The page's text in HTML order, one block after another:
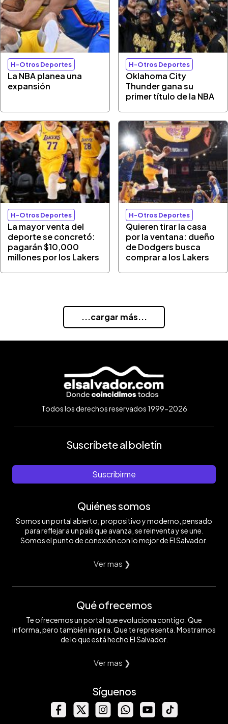
H-Otros Deportes
La NBA planea una
expansión
H-Otros Deportes
Oklahoma City
Thunder gana su
primer título de la NBA
H-Otros Deportes
La mayor venta del
deporte se concretó:
pagarán $10,000
millones por los Lakers
H-Otros Deportes
Quieren tirar la casa
por la ventana: dueño
de Dodgers busca
comprar a los Lakers
...cargar más...
Todos los derechos reservados 1999-2026
Suscríbete al boletín
Suscribirme
Quiénes somos
Somos un portal abierto, propositivo y moderno, pensado
para reflejar a un país que avanza, se reinventa y se une.
Somos el punto de conexión con lo mejor de El Salvador.
Ver mas ❯
Qué ofrecemos
Te ofrecemos un portal que evoluciona contigo. Que
informa, pero también inspira. Que te representa. Mostramos
de lo que está hecho El Salvador.
Ver mas ❯
Síguenos